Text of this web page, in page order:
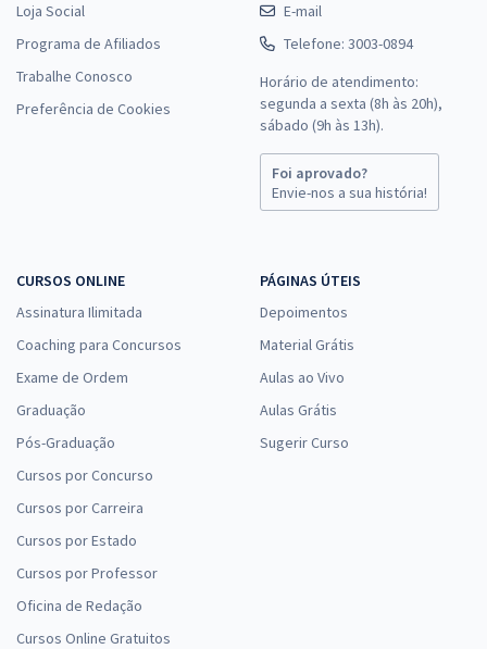
Loja Social
Programa de Afiliados
Trabalhe Conosco
Preferência de Cookies
E-mail
Telefone: 3003-0894
Horário de atendimento:
segunda a sexta (8h às 20h),
sábado (9h às 13h).
Foi aprovado?
Envie-nos a sua história!
CURSOS ONLINE
Assinatura Ilimitada
Coaching para Concursos
Exame de Ordem
Graduação
Pós-Graduação
Cursos por Concurso
Cursos por Carreira
Cursos por Estado
Cursos por Professor
Oficina de Redação
Cursos Online Gratuitos
PÁGINAS ÚTEIS
Depoimentos
Material Grátis
Aulas ao Vivo
Aulas Grátis
Sugerir Curso